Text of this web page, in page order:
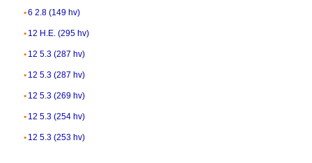
6 2.8 (149 hv)
12 H.E. (295 hv)
12 5.3 (287 hv)
12 5.3 (287 hv)
12 5.3 (269 hv)
12 5.3 (254 hv)
12 5.3 (253 hv)